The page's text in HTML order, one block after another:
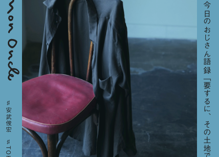
今日のおじさん語録
安武俊宏